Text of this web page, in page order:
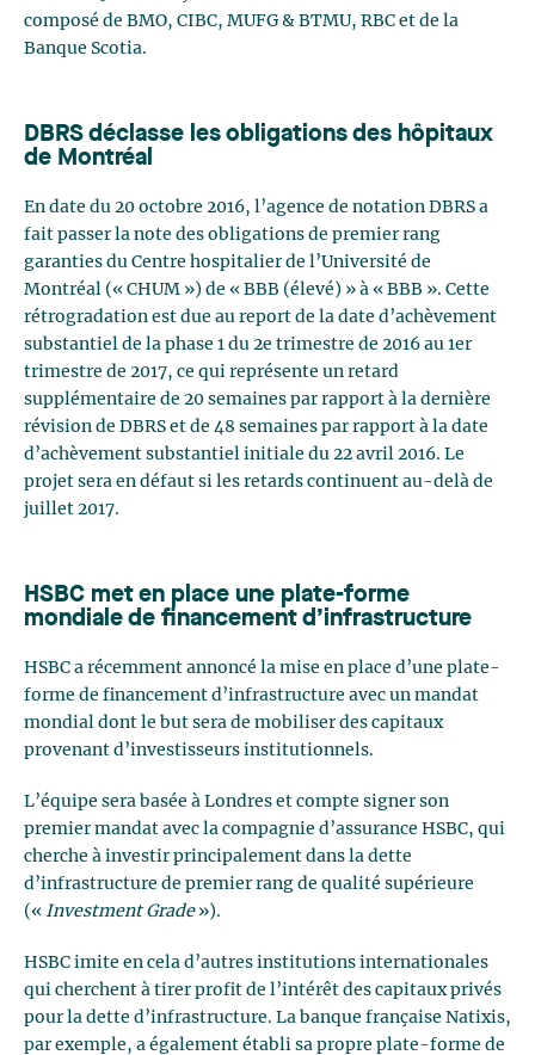
composé de BMO, CIBC, MUFG & BTMU, RBC et de la
Banque Scotia.
DBRS déclasse les obligations des hôpitaux
de Montréal
En date du 20 octobre 2016, l’agence de notation DBRS a
fait passer la note des obligations de premier rang
garanties du Centre hospitalier de l’Université de
Montréal (« CHUM ») de « BBB (élevé) » à « BBB ». Cette
rétrogradation est due au report de la date d’achèvement
substantiel de la phase 1 du 2e trimestre de 2016 au 1er
trimestre de 2017, ce qui représente un retard
supplémentaire de 20 semaines par rapport à la dernière
révision de DBRS et de 48 semaines par rapport à la date
d’achèvement substantiel initiale du 22 avril 2016. Le
projet sera en défaut si les retards continuent au-delà de
juillet 2017.
HSBC met en place une plate-forme
mondiale de financement d’infrastructure
HSBC a récemment annoncé la mise en place d’une plate-
forme de financement d’infrastructure avec un mandat
mondial dont le but sera de mobiliser des capitaux
provenant d’investisseurs institutionnels.
L’équipe sera basée à Londres et compte signer son
premier mandat avec la compagnie d’assurance HSBC, qui
cherche à investir principalement dans la dette
d’infrastructure de premier rang de qualité supérieure
(« Investment Grade»).
HSBC imite en cela d’autres institutions internationales
qui cherchent à tirer profit de l’intérêt des capitaux privés
pour la dette d’infrastructure. La banque française Natixis,
par exemple, a également établi sa propre plate-forme de